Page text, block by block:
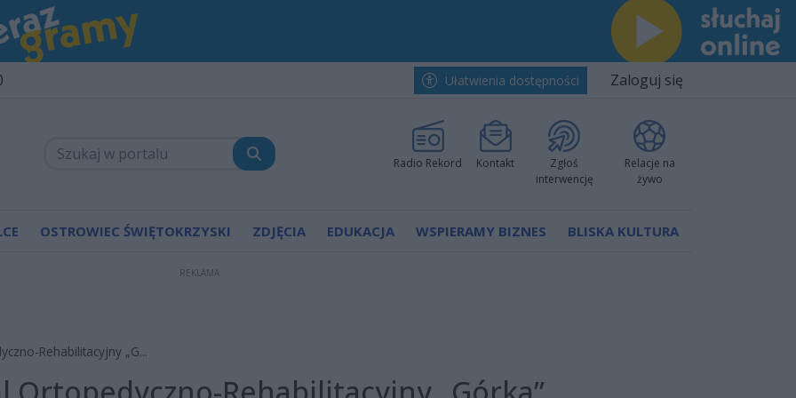
Ułatwienia dostępności Zaloguj się
Radio Rekord Kontakt
Zgłoś
interwencję
Relacje na
żywo
OSTROWIEC ŚWIĘTOKRZYSKI ZDJĘCIA EDUKACJA WSPIERAMY BIZNES BLISKA KULTURA
REKLAMA
Rehabilitacyjny „G...